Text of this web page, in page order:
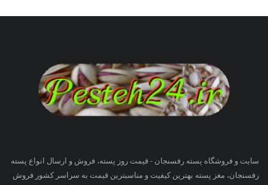
سایت و فروشگاه پسته رفسنجان - قیمت روز پسته، فروش و ارسال انواع پسته
رفسنجان، مغز پسته بهترین کیفیت و مناسبترین قیمت به سراسر کشور فروش